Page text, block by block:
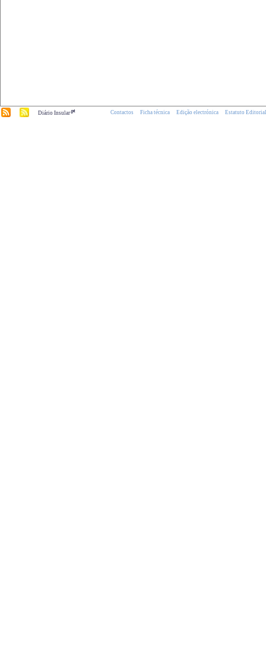
Diário Insular.pt Contactos Ficha técnica Edição electrónica Estatuto Editorial